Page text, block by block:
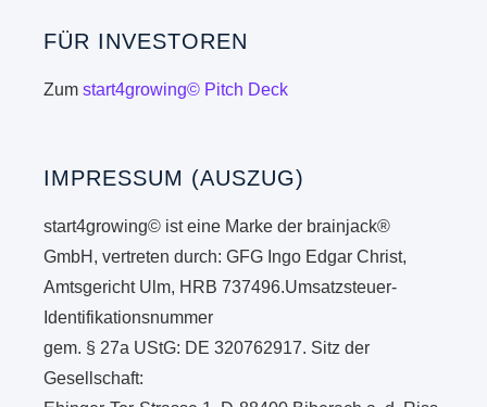
FÜR INVESTOREN
Zumstart4growing© Pitch Deck
IMPRESSUM (AUSZUG)
start4growing© ist eine Marke der brainjack®
GmbH, vertreten durch: GFG Ingo Edgar Christ,
Amtsgericht Ulm, HRB 737496.Umsatzsteuer-
Identifikationsnummer
gem. § 27a UStG: DE 320762917. Sitz der
Gesellschaft: